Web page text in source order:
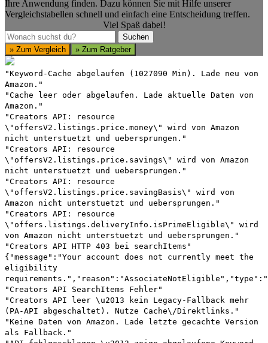
Ihre Anwendung finden. Dazu können Sie mit Hilfe unserer
Vergleichstabellen schnell und einfach eine Entscheidung treffen.
Viel Spaß dabei!
Suchen
Suchen
» Zum Vergleich
» Zum Ratgeber
"Keyword-Cache abgelaufen (1027090 Min). Lade neu von
Amazon."
"Cache leer oder abgelaufen. Lade aktuelle Daten von
Amazon."
"Creators API: resource
\"offersV2.listings.price.money\" wird von Amazon
nicht unterstuetzt und uebersprungen."
"Creators API: resource
\"offersV2.listings.price.savings\" wird von Amazon
nicht unterstuetzt und uebersprungen."
"Creators API: resource
\"offersV2.listings.price.savingBasis\" wird von
Amazon nicht unterstuetzt und uebersprungen."
"Creators API: resource
\"offers.listings.deliveryInfo.isPrimeEligible\" wird
von Amazon nicht unterstuetzt und uebersprungen."
"Creators API HTTP 403 bei searchItems"
{"message":"Your account does not currently meet the
eligibility
"Creators API SearchItems Fehler"
"Creators API leer \u2013 kein Legacy-Fallback mehr
(PA-API abgeschaltet). Nutze Cache\/Direktlinks."
"Keine Daten von Amazon. Lade letzte gecachte Version
als Fallback."